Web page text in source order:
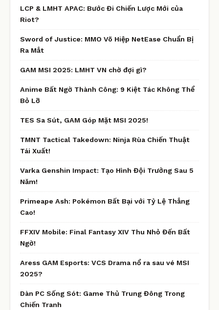
LCP & LMHT APAC: Bước Đi Chiến Lược Mới của
Riot?
Sword of Justice: MMO Võ Hiệp NetEase Chuẩn Bị
Ra Mắt
GAM MSI 2025: LMHT VN chờ đợi gì?
Anime Bất Ngờ Thành Công: 9 Kiệt Tác Không Thể
Bỏ Lỡ
TES Sa Sút, GAM Góp Mặt MSI 2025!
TMNT Tactical Takedown: Ninja Rùa Chiến Thuật
Tái Xuất!
Varka Genshin Impact: Tạo Hình Đội Trưởng Sau 5
Năm!
Primeape Ash: Pokémon Bất Bại với Tỷ Lệ Thắng
Cao!
FFXIV Mobile: Final Fantasy XIV Thu Nhỏ Đến Bất
Ngờ!
Aress GAM Esports: VCS Drama nổ ra sau vé MSI
2025?
Dàn PC Sống Sót: Game Thủ Trung Đông Trong
Chiến Tranh